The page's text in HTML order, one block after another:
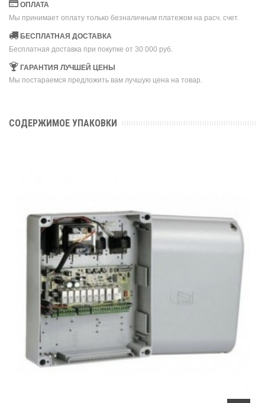
ОПЛАТА
Мы принимает оплату только безналичным платежом на расч. счет.
БЕСПЛАТНАЯ ДОСТАВКА
Бесплатная доставка при покупке от 30 000 руб.
ГАРАНТИЯ ЛУЧШЕЙ ЦЕНЫ
Мы постараемся предложить вам лучшую цена на товар.
СОДЕРЖИМОЕ УПАКОВКИ